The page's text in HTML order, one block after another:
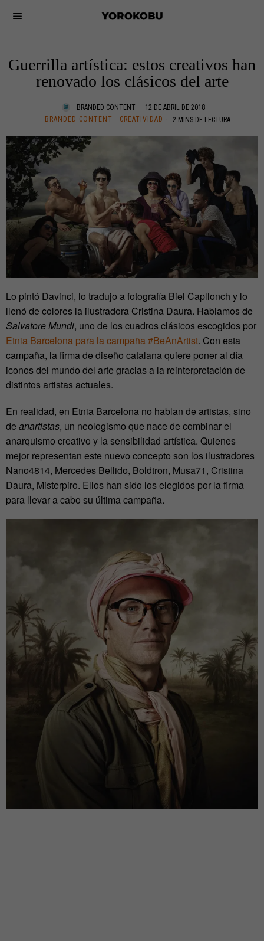
Guerrilla artística: estos creativos han
renovado los clásicos del arte
BRANDED CONTENT
12 DE ABRIL DE 2018
BRANDED CONTENT · CREATIVIDAD 2 MINS DE LECTURA
Lo pintó Davinci, lo tradujo a fotografía Biel Capllonch y lo
llenó de colores la ilustradora Cristina Daura. Hablamos de
Salvatore Mundi, uno de los cuadros clásicos escogidos por
Etnia Barcelona para la campaña #BeAnArtist. Con esta
campaña, la firma de diseño catalana quiere poner al día
iconos del mundo del arte gracias a la reinterpretación de
distintos artistas actuales.
En realidad, en Etnia Barcelona no hablan de artistas, sino
de anartistas, un neologismo que nace de combinar el
anarquismo creativo y la sensibilidad artística. Quienes
mejor representan este nuevo concepto son los ilustradores
Nano4814, Mercedes Bellido, Boldtron, Musa71, Cristina
Daura, Misterpiro. Ellos han sido los elegidos por la firma
para llevar a cabo su última campaña.